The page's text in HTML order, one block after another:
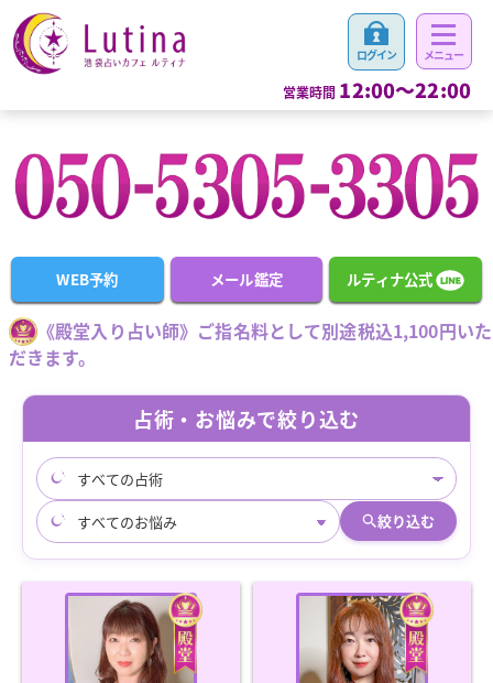
営業時間 12:00～22:00
WEB予約 メール鑑定 ルティナ公式
《殿堂入り占い師》ご指名料として別途税込1,100円いた
だきます。
占術・お悩みで絞り込む
絞り込む